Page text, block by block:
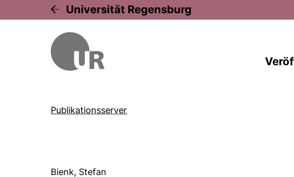
Universität Regensburg
Publikationsserver
Bienk, Stefan